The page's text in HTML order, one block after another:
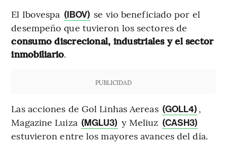
El Ibovespa (IBOV) se vio beneficiado por el
desempeño que tuvieron los sectores de
consumo discrecional, industriales y el sector
inmobiliario.
PUBLICIDAD
Las acciones de Gol Linhas Aereas (GOLL4) ,
Magazine Luiza (MGLU3) y Meliuz (CASH3)
estuvieron entre los mayores avances del día.